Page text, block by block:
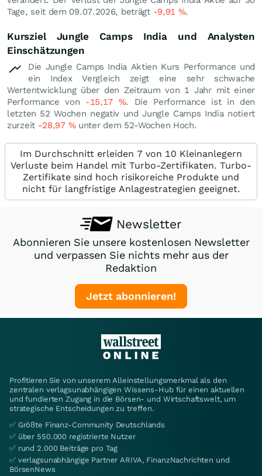
Tage, seit dem 09.07.2026, beträgt -9,91 %.
Kursziel Jungle Camps India und Analysten
Einschätzungen
Die Jungle Camps India Aktien Kurs Performance und
ein Index Vergleich zeigt eine sehr schwache
Wertentwicklung über den Zeitraum von 1 Jahr mit einer
Performance von -15,17 %. Die Performance ist in den
letzten 52 Wochen negativ und Jungle Camps India notiert
zurzeit -28,97 %unter dem 52-Wochen Hoch.
Im Durchschnitt erleiden 7 von 10 Kleinanlegern
Verluste beim Handel mit Turbo-Zertifikaten. Turbo-
Zertifikate sind hoch risikoreiche Produkte und
nicht für langfristige Anlagestrategien geeignet.
Newsletter
Abonnieren Sie unsere kostenlosen Newsletter
und verpassen Sie nichts mehr aus der
Redaktion
Jetzt abonnieren!
Profitieren Sie von unserem Alleinstellungsmerkmal als den
zentralen verlagsunabhängigen Wissens-Hub für einen aktuellen
und fundierten Zugang in die Börsen- und Wirtschaftswelt, um
strategische Entscheidungen zu treffen.
✅ Größte Finanz-Community Deutschlands
✅ über 550.000 registrierte Nutzer
✅ rund 2.000 Beiträge pro Tag
✅ verlagsunabhängige Partner ARIVA, FinanzNachrichten und
BörsenNews